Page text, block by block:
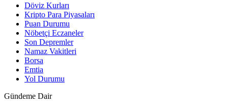
Döviz Kurları
Kripto Para Piyasaları
Puan Durumu
Nöbetçi Eczaneler
Son Depremler
Namaz Vakitleri
Borsa
Emtia
Yol Durumu
Gündeme Dair